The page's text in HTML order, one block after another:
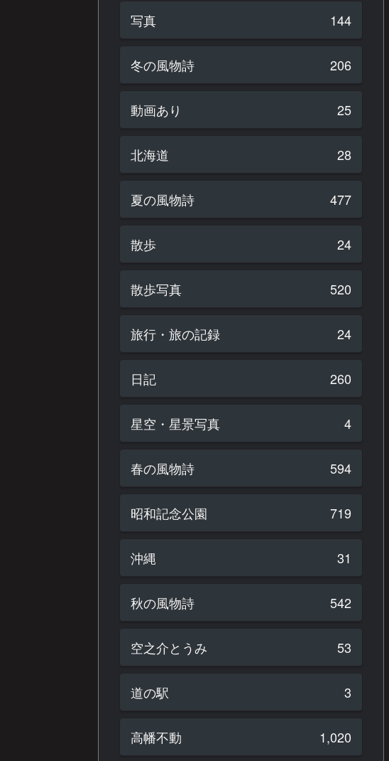
写真 144
冬の風物詩 206
動画あり 25
北海道 28
夏の風物詩 477
散歩 24
散歩写真 520
旅行・旅の記録 24
日記 260
星空・星景写真 4
春の風物詩 594
昭和記念公園 719
沖縄 31
秋の風物詩 542
空之介とうみ 53
道の駅 3
高幡不動 1,020